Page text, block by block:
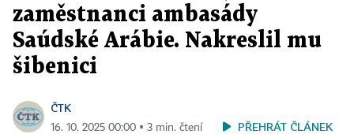
zaměstnanci ambasády
Saúdské Arábie. Nakreslil mu
šibenici
ČTK
16. 10. 2025 00:00 ▪ 3 min. čtení PŘEHRÁT ČLÁNEK